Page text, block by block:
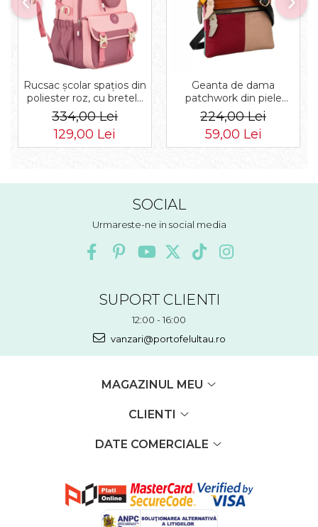
Rucsac școlar spațios din
poliester roz, cu bretele
reglabile - Peterson PTR-
PTN 8610-1327 PINK
334,00 Lei
129,00 Lei
Geanta de dama
patchwork din piele
naturala PTR-1718-SKL-
6922 MULTI
224,00 Lei
59,00 Lei
SOCIAL
Urmareste-ne in social media
SUPORT CLIENTI
12:00 - 16:00
vanzari@portofelultau.ro
MAGAZINUL MEU
CLIENTI
DATE COMERCIALE